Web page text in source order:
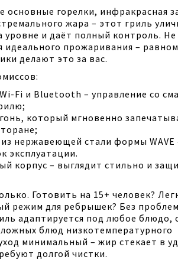
горелки, инфракрасная
жара – этот гриль
и даёт полный контроль. Не
идеального прожаривания –
делают это за вас.
Fi и Bluetooth – управление со
который мгновенно
нержавеющей стали формы WAVE
эксплуатации.
корпус – выглядит стильно и
Готовить на 15+ человек?
режим для ребрышек? Без
адаптируется под любое блюдо,
блюд низкотемпературного
минимальный – жир стекает в
долгой чистки.